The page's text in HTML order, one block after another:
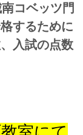
コベッツ門
するために
入試の点数